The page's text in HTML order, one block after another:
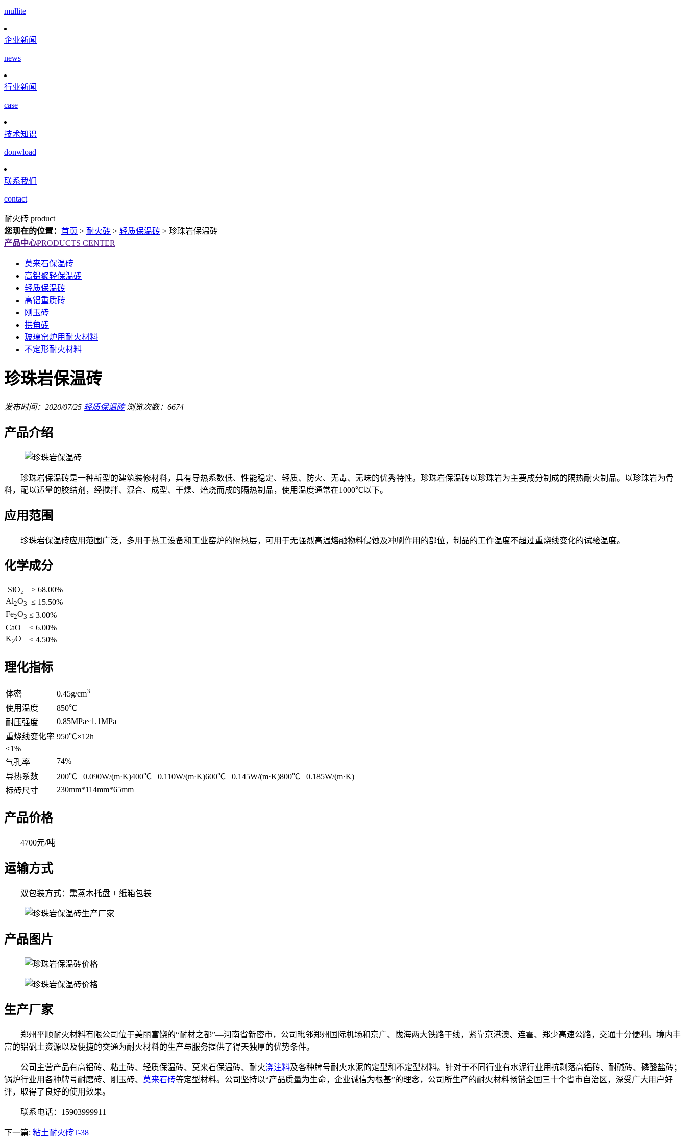
mullite
企业新闻
news
行业新闻
case
技术知识
donwload
联系我们
contact
耐火砖 product
您现在的位置： 首页 > 耐火砖 > 轻质保温砖 > 珍珠岩保温砖
产品中心PRODUCTS CENTER
莫来石保温砖
高铝聚轻保温砖
轻质保温砖
高铝重质砖
刚玉砖
拱角砖
玻璃窑炉用耐火材料
不定形耐火材料
珍珠岩保温砖
发布时间：2020/07/25 轻质保温砖 浏览次数：6674
产品介绍
珍珠岩保温砖是一种新型的建筑装修材料，具有导热系数低、性能稳定、轻质、防火、无毒、无味的优秀特性。珍珠岩保温砖以珍珠岩为主要成分制成的隔热耐火制品。以珍珠岩为骨
料，配以适量的胶结剂，经搅拌、混合、成型、干燥、焙烧而成的隔热制品，使用温度通常在1000℃以下。
应用范围
珍珠岩保温砖应用范围广泛，多用于热工设备和工业窑炉的隔热层，可用于无强烈高温熔融物料侵蚀及冲刷作用的部位，制品的工作温度不超过重烧线变化的试验温度。
化学成分
SiO₂
≥ 68.00%
Al2O3 ≤ 15.50%
Fe2O3 ≤ 3.00%
CaO
≤ 6.00%
K2O ≤ 4.50%
理化指标
体密 0.45g/cm3
使用温度
850℃
耐压强度
0.85MPa~1.1MPa
重烧线变化率 950℃×12h
≤1%
气孔率
74%
导热系数
200℃ 0.090W/(m·K)400℃ 0.110W/(m·K)600℃ 0.145W/(m·K)800℃ 0.185W/(m·K)
标砖尺寸
230mm*114mm*65mm
产品价格
4700元/吨
运输方式
双包装方式：熏蒸木托盘 + 纸箱包装
产品图片
生产厂家
郑州平顺耐火材料有限公司位于美丽富饶的“耐材之都”—河南省新密市，公司毗邻郑州国际机场和京广、陇海两大铁路干线，紧靠京港澳、连霍、郑少高速公路，交通十分便利。境内丰
富的铝矾土资源以及便捷的交通为耐火材料的生产与服务提供了得天独厚的优势条件。
公司主营产品有高铝砖、粘土砖、轻质保温砖、莫来石保温砖、耐火浇注料及各种牌号耐火水泥的定型和不定型材料。针对于不同行业有水泥行业用抗剥落高铝砖、耐碱砖、磷酸盐砖；
锅炉行业用各种牌号耐磨砖、刚玉砖、 莫来石砖等定型材料。公司坚持以“产品质量为生命，企业诚信为根基”的理念，公司所生产的耐火材料畅销全国三十个省市自治区，深受广大用户好
评，取得了良好的使用效果。
联系电话：15903999911
下一篇: 粘土耐火砖T-38